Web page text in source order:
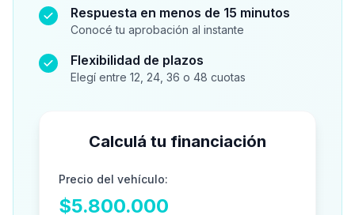
Respuesta en menos de 15 minutos
Conocé tu aprobación al instante
Flexibilidad de plazos
Elegí entre 12, 24, 36 o 48 cuotas
Calculá tu financiación
Precio del vehículo:
$5.800.000